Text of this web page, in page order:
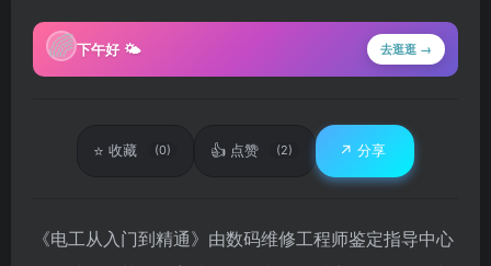
🌈下午好 🌤 去逛逛 →
⭐ 收藏 (0) 👍 点赞 (2) ↗️ 分享
《电工从入门到精通》由数码维修工程师鉴定指导中心